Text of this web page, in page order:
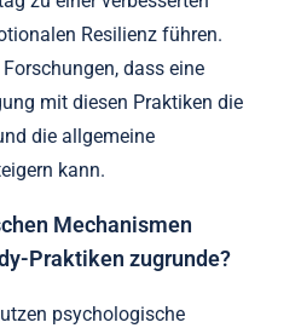
Resilienz führen.
dass eine
mit diesen Praktiken die
die allgemeine
kann.
Mechanismen
Praktiken zugrunde?
psychologische